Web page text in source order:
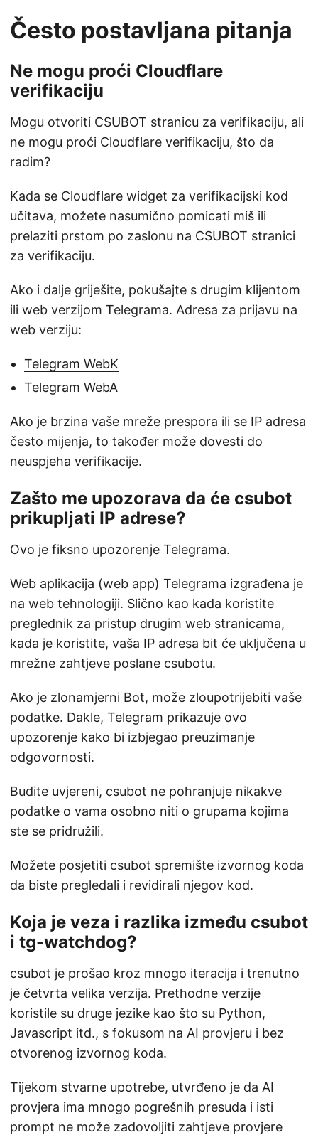
Često postavljana pitanja
Ne mogu proći Cloudflare
verifikaciju
Mogu otvoriti CSUBOT stranicu za verifikaciju, ali
ne mogu proći Cloudflare verifikaciju, što da
radim?
Kada se Cloudflare widget za verifikacijski kod
učitava, možete nasumično pomicati miš ili
prelaziti prstom po zaslonu na CSUBOT stranici
za verifikaciju.
Ako i dalje griješite, pokušajte s drugim klijentom
ili web verzijom Telegrama. Adresa za prijavu na
web verziju:
Telegram WebK
Telegram WebA
Ako je brzina vaše mreže prespora ili se IP adresa
često mijenja, to također može dovesti do
neuspjeha verifikacije.
Zašto me upozorava da će csubot
prikupljati IP adrese?
Ovo je fiksno upozorenje Telegrama.
Web aplikacija (web app) Telegrama izgrađena je
na web tehnologiji. Slično kao kada koristite
preglednik za pristup drugim web stranicama,
kada je koristite, vaša IP adresa bit će uključena u
mrežne zahtjeve poslane csubotu.
Ako je zlonamjerni Bot, može zloupotrijebiti vaše
podatke. Dakle, Telegram prikazuje ovo
upozorenje kako bi izbjegao preuzimanje
odgovornosti.
Budite uvjereni, csubot ne pohranjuje nikakve
podatke o vama osobno niti o grupama kojima
ste se pridružili.
Možete posjetiti csubot spremište izvornog koda
da biste pregledali i revidirali njegov kod.
Koja je veza i razlika između csubot
i tg-watchdog?
csubot je prošao kroz mnogo iteracija i trenutno
je četvrta velika verzija. Prethodne verzije
koristile su druge jezike kao što su Python,
Javascript itd., s fokusom na AI provjeru i bez
otvorenog izvornog koda.
Tijekom stvarne upotrebe, utvrđeno je da AI
provjera ima mnogo pogrešnih presuda i isti
prompt ne može zadovoljiti zahtjeve provjere